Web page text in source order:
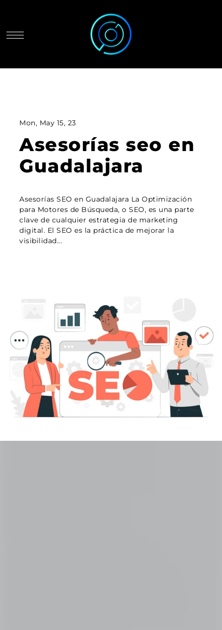
Mon, May 15, 23
Asesorías seo en
Guadalajara
Asesorías SEO en Guadalajara La Optimización
para Motores de Búsqueda, o SEO, es una parte
clave de cualquier estrategia de marketing
digital. El SEO es la práctica de mejorar la
visibilidad...